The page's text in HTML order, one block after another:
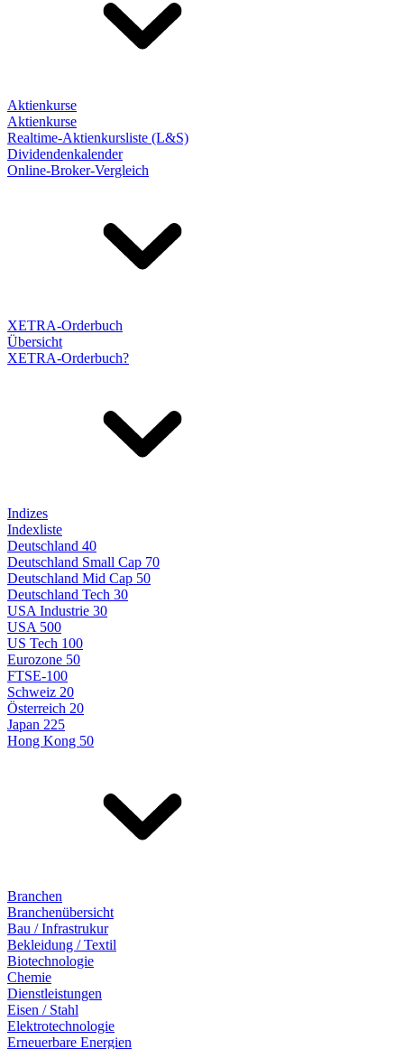
Aktienkurse
Aktienkurse
Realtime-Aktienkursliste (L&S)
Dividendenkalender
Online-Broker-Vergleich
XETRA-Orderbuch
Übersicht
XETRA-Orderbuch?
Indizes
Indexliste
Deutschland 40
Deutschland Small Cap 70
Deutschland Mid Cap 50
Deutschland Tech 30
USA Industrie 30
USA 500
US Tech 100
Eurozone 50
FTSE-100
Schweiz 20
Österreich 20
Japan 225
Hong Kong 50
Branchen
Branchenübersicht
Bau / Infrastrukur
Bekleidung / Textil
Biotechnologie
Chemie
Dienstleistungen
Eisen / Stahl
Elektrotechnologie
Erneuerbare Energien